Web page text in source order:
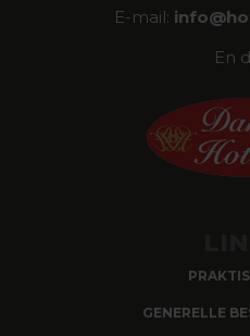
E-mail:
En
GENERELLE